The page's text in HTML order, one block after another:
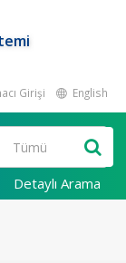
Girişi English
Detaylı Arama